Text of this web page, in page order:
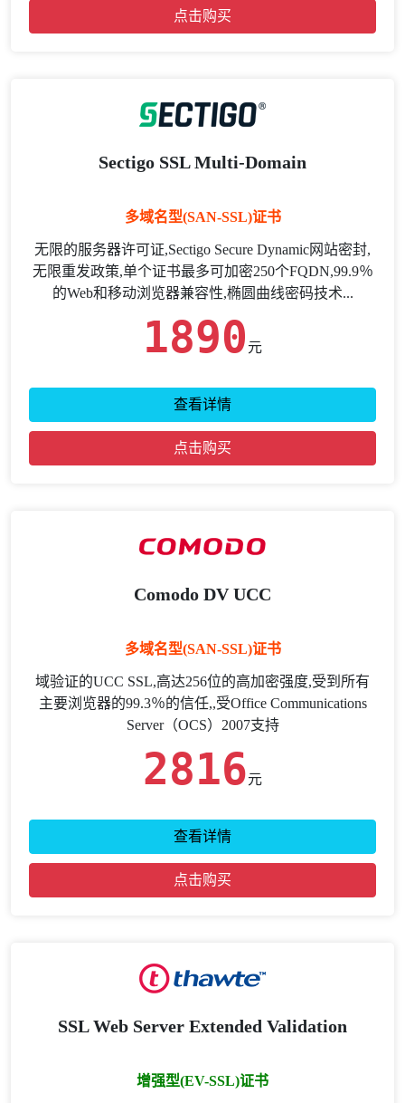
点击购买
Sectigo SSL Multi-Domain
多域名型(SAN-SSL)证书
无限的服务器许可证,Sectigo Secure Dynamic网站密封,
无限重发政策,单个证书最多可加密250个FQDN,99.9％
的Web和移动浏览器兼容性,椭圆曲线密码技术...
1890 元
查看详情
点击购买
Comodo DV UCC
多域名型(SAN-SSL)证书
域验证的UCC SSL,高达256位的高加密强度,受到所有
主要浏览器的99.3％的信任,,受Office Communications
Server（OCS）2007支持
2816元
查看详情
点击购买
SSL Web Server Extended Validation
增强型(EV-SSL)证书